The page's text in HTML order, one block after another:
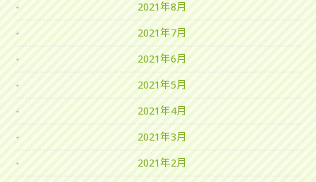
2021年8月
2021年7月
2021年6月
2021年5月
2021年4月
2021年3月
2021年2月